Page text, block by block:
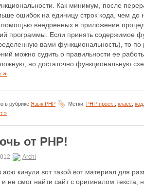
Как минимум, после
ошибок на единицу строк кода, чем до
помощью внедренных в приложение
программы. Если принять содержимое
вами функциональность), то по
можно судить о правильности ее
но достаточно функциональную
»
в рубрике Язык PHP Метки: PHP-проект, класс код
»
от PHP!
Archi
асю кинули вот такой вот материал для
и не смог найти сайт с оригиналом текста,